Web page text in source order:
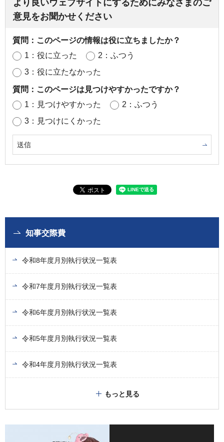
より良いウェブサイトにするためにみなさまのご
意見をお聞かせください
質問：このページの情報は役に立ちましたか？
1：役に立った
2：ふつう
3：役に立たなかった
質問：このページは見つけやすかったですか？
1：見つけやすかった
2：ふつう
3：見つけにくかった
知事交際費
令和8年度月別執行状況一覧表
令和7年度月別執行状況一覧表
令和6年度月別執行状況一覧表
令和5年度月別執行状況一覧表
令和4年度月別執行状況一覧表
もっと見る